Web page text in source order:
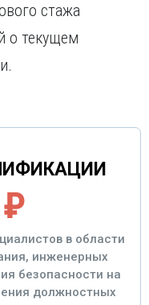
стажа
о текущем
в области
инженерных
безопасности на
должностных